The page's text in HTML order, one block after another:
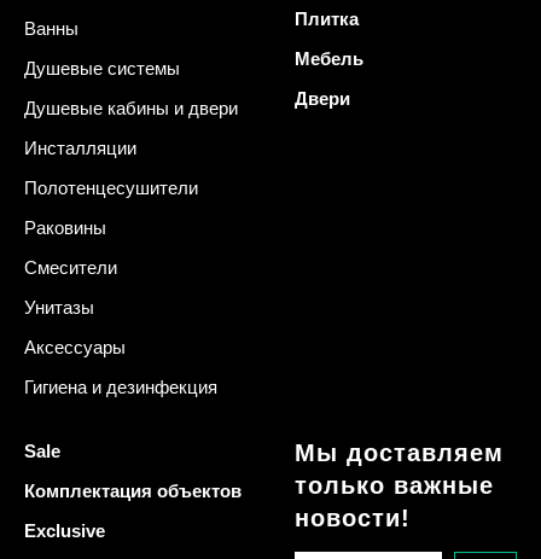
Ванны
Душевые системы
Душевые кабины и двери
Инсталляции
Полотенцесушители
Раковины
Смесители
Унитазы
Аксессуары
Гигиена и дезинфекция
Плитка
Мебель
Двери
Sale
Комплектация объектов
Exclusive
Мы доставляем
только важные
новости!